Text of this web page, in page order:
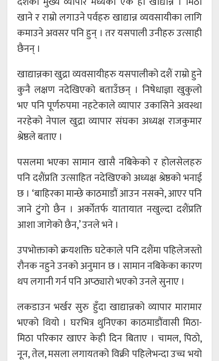
खाने र राम्रो लगाउने पर्वहरु खाद्यान्न व्यवसायीका लागि
कमाउने अवसर पनि हुन् । तर यसपाली उनीहरु उत्साही
छैनन् ।
खाद्यान्नका खुद्रा व्यवसायीहरु यसपालीको दशैं राम्रो हुने
कुनै लक्षण नदेखिएको बताउँछन् । निषेधाज्ञा खुकुलो
भए पनि पूर्णरुपमा नहटेकाले व्यापार उकासिने अवस्था
नरहेको नेपाल खुद्रा व्यापार संघका अध्यक्ष राजकुमार
श्रेष्ठले बताए ।
पसलमा भएका सामान खासै नबिकेको र होलसेलहरु
पनि दशैंप्रति उत्साहित नदेखिएको अध्यक्ष श्रेष्ठको भनाई
छ । ‘बाहिरका मान्छे काठमाडौं आउन नसक्ने, आएर पनि
जाने टुंगो छैन । अर्कोतर्फ यातायात नखुल्दा दशैंप्रति
आशा जागेको छैन,’ उनले भने ।
उपभोक्ताको क्रयशक्ति घटेकाले पनि दशैंमा पहिलेजस्तो
रौनक नहुने उनको अनुमान छ । सामान नबिकेका कारण
थप लगानी गर्न पनि अप्ठ्यारो भएको उनले सुनाए ।
लकडाउन भर्खर सुरु हुँदा खाद्यान्नको व्यापार मारामार
भएको थियो । घरभित्र थुनिएका काठमाडौंवासी मिठा-
मिठा परिकार खाएर केही दिन बिताए । चामल, पिठो,
नून, तेल, मसला लगायतको विक्री पहिलेभन्दा उच्च भयो